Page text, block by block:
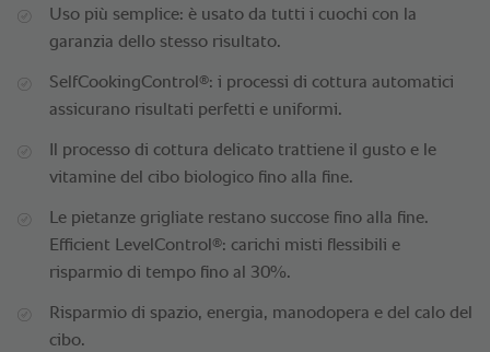
Uso più semplice: è usato da tutti i cuochi con la
garanzia dello stesso risultato.
SelfCookingControl ®: i processi di cottura automatici
assicurano risultati perfetti e uniformi.
Il processo di cottura delicato trattiene il gusto e le
vitamine del cibo biologico fino alla fine.
Le pietanze grigliate restano succose fino alla fine.
Efficient LevelControl ®: carichi misti flessibili e
risparmio di tempo fino al 30%.
Risparmio di spazio, energia, manodopera e del calo del
cibo.